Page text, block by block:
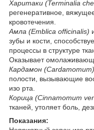
Харитаки (Terminalia
регенеративное,
кровотечения.
Амла (Emblica officinalis)
зубы и кости,
процессы в структуре
Оказывает
Кардамон (Cardamomum)
полости, вызывающие
изо рта.
Корица (Cinnamomum
тканей, утоляет боль,
Показания: